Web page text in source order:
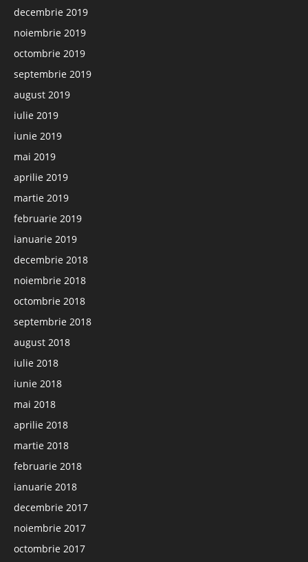
decembrie 2019
noiembrie 2019
octombrie 2019
septembrie 2019
august 2019
iulie 2019
iunie 2019
mai 2019
aprilie 2019
martie 2019
februarie 2019
ianuarie 2019
decembrie 2018
noiembrie 2018
octombrie 2018
septembrie 2018
august 2018
iulie 2018
iunie 2018
mai 2018
aprilie 2018
martie 2018
februarie 2018
ianuarie 2018
decembrie 2017
noiembrie 2017
octombrie 2017